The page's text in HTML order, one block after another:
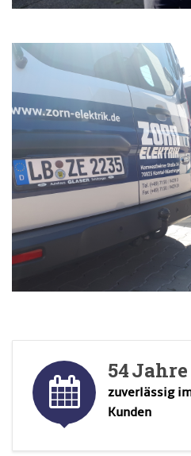
54Jahre
zuverlässig
Kunden